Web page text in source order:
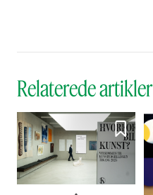
Relaterede artikler
